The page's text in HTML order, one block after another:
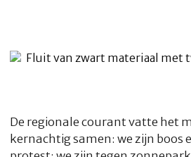
De regionale courant vatte het
kernachtig samen: we zijn boos